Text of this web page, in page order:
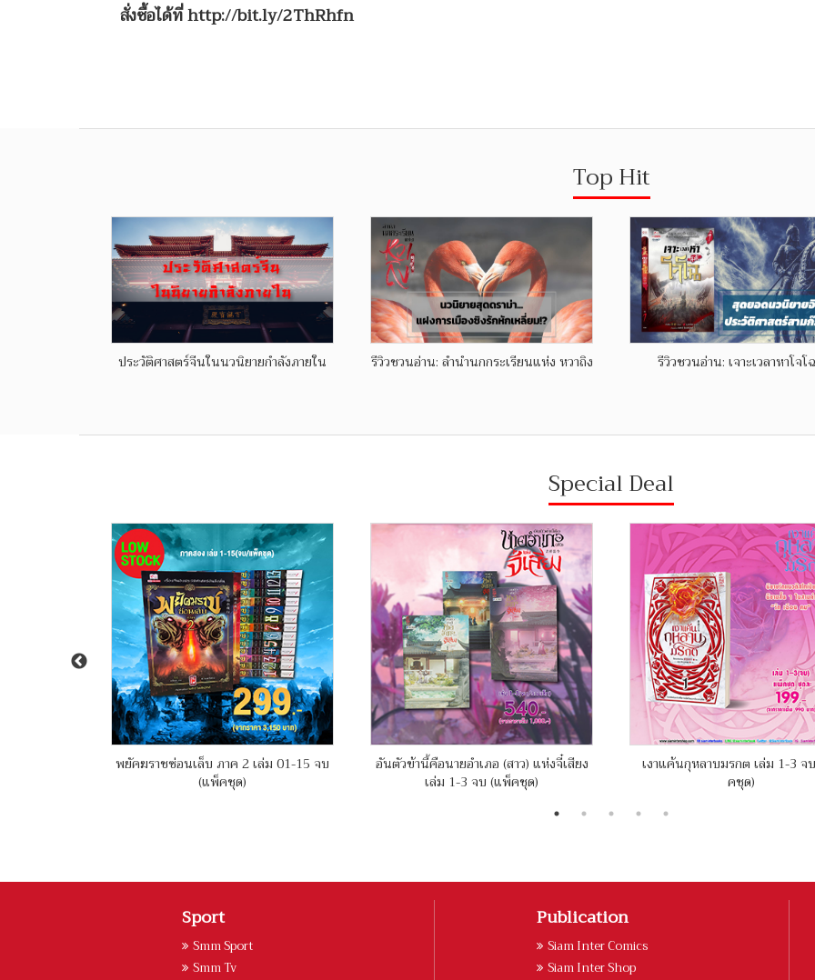
สั่งซื้อได้ที่http://bit.ly/2ThRhfn
Top Hit
ประวัติศาสตร์จีนในนวนิยายกำลังภายใน รีวิวชวนอ่าน: ลำนำนกกระเรียนแห่ง หวาถิง รีวิวชวนอ่าน: เจาะเวลาหาโจโ
Special Deal
พยัคฆราชซ่อนเล็บ ภาค 2 เล่ม 01-15 จบ
(แพ็คชุด)
อันตัวข้านี้คือนายอำเภอ (สาว) แห่งจี๋เสียง
เล่ม 1-3 จบ (แพ็คชุด)
เงาแค้นกุหลาบมรกต เล่ม 1-3 จ
คชุด)
Sport
Smm Sport
Smm Tv
Publication
Siam Inter Comics
Siam Inter Shop